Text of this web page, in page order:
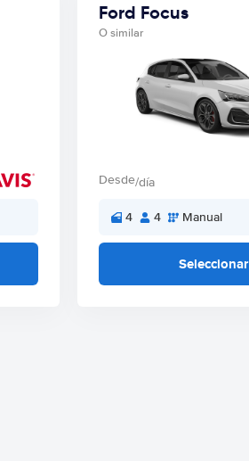
Ford Focus
O similar
Desde/día
4 4 Manual
Seleccionar